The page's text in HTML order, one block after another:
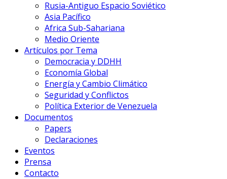
Rusia-Antiguo Espacio Soviético
Asia Pacífico
Africa Sub-Sahariana
Medio Oriente
Artículos por Tema
Democracia y DDHH
Economía Global
Energía y Cambio Climático
Seguridad y Conflictos
Política Exterior de Venezuela
Documentos
Papers
Declaraciones
Eventos
Prensa
Contacto